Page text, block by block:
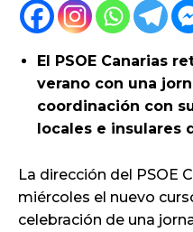
El PSOE Canarias
verano con una
coordinación con
locales e insulares
La dirección del PSOE
miércoles el nuevo
celebración de una